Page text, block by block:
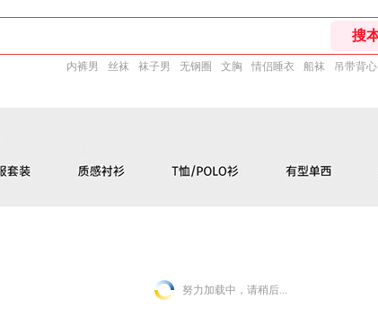
内裤男 丝袜 袜子男 无钢圈 文胸 情侣睡衣 船袜 吊带背心
努力加载中，请稍后...